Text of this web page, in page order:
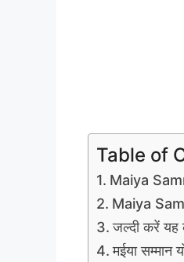
Table of
Maiya
Maiya
जल्दी करें यह
मईया सम्मान